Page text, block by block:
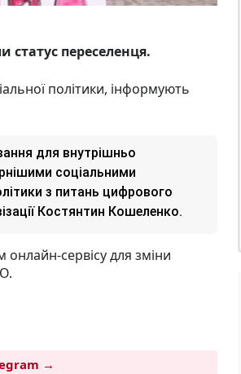
переселенця.
політики, інформують
для внутрішньо
соціальними
з питань цифрового
Костянтин Кошеленко.
сервісу для зміни
→